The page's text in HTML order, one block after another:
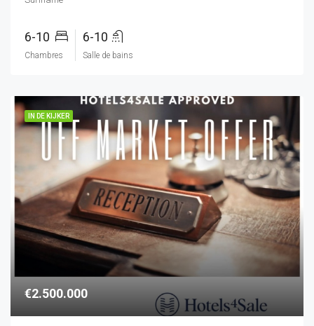
6-10
Chambres
6-10
Salle de bains
IN DE KIJKER
€2.500.000